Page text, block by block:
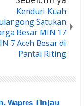
Kenduri Kuah
Satukan
Besar MIN 17
7 Aceh Besar di
Pantai Riting
Wapres 𝗧𝗶𝗻𝗷𝗮𝘂